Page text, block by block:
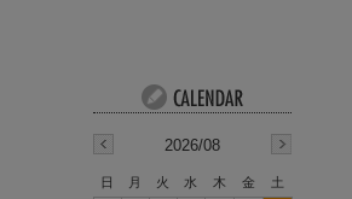
2026/08
日 月 火 水 木 金
土